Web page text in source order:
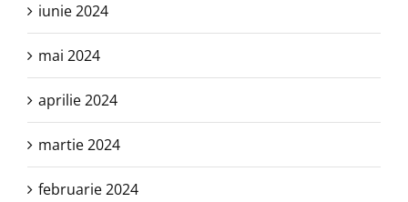
iunie 2024
mai 2024
aprilie 2024
martie 2024
februarie 2024